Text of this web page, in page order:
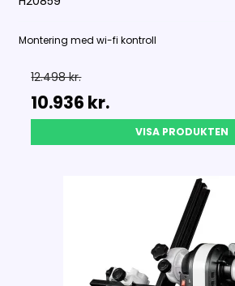
Montering med wi-fi kontroll
12.498 kr.
10.936 kr.
VISA PRODUKTEN